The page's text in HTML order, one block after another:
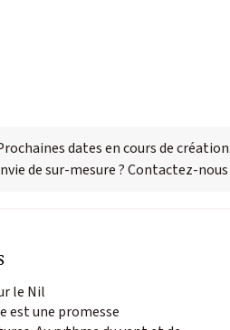
dates en cours de création.
de sur-mesure ? Contactez-nous
le Nil
est une promesse